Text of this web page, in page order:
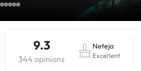
9.3
344 opinions
Neteja
Excel·lent